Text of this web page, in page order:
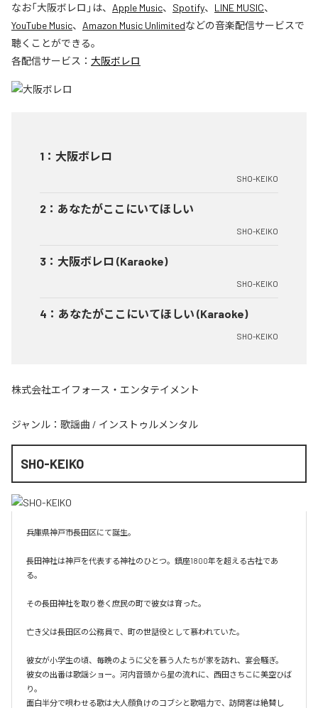
なお「大阪ボレロ 」は、 Apple Music、 Spotify、 LINE MUSIC、
YouTube Music、 Amazon Music Unlimitedなどの音楽配信サービスで
聴くことができる。
各配信サービス： 大阪ボレロ
1 ： 大阪ボレロ
SHO-KEIKO
2 ： あなたがここにいてほしい
SHO-KEIKO
3 ： 大阪ボレロ (Karaoke)
SHO-KEIKO
4 ： あなたがここにいてほしい (Karaoke)
SHO-KEIKO
株式会社エイフォース・エンタテイメント
ジャンル： 歌謡曲 / インストゥルメンタル
SHO-KEIKO
兵庫県神戸市長田区にて誕生。
長田神社は神戸を代表する神社のひとつ。鎮座1800年を超える古社であ
る。
その長田神社を取り巻く庶民の町で彼女は育った。
亡き父は長田区の公務員で、町の世話役として慕われていた。
彼女が小学生の頃、毎晩のように父を慕う人たちが家を訪れ、宴会騒ぎ。
彼女の出番は歌謡ショー。河内音頭から星の流れに、西田さちこに美空ひば
り。
面白半分で唄わせる歌は大人顔負けのコブシと歌唱力で、訪問客は絶賛し